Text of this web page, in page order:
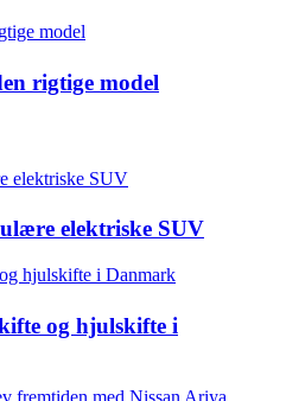
rigtige model
elektriske SUV
og hjulskifte i